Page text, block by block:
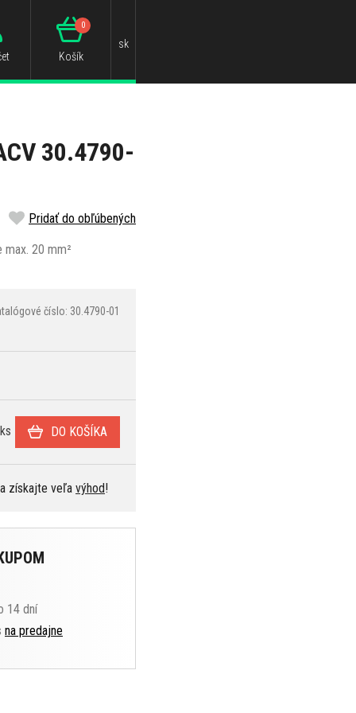
Košík
0
sk
30.4790-
Pridať do obľúbených
max. 20 mm²
číslo: 30.4790-01
DO KOŠÍKA
získajte veľa výhod!
14 dní
na predajne